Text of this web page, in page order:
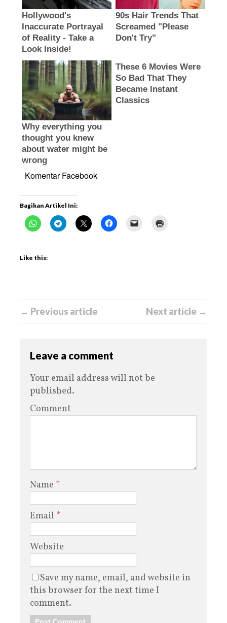
Komentar Facebook
Bagikan Artikel Ini:
Like this:
← Previous article Next article →
Leave a comment
Your email address will not be
published.
Comment
Name *
Email *
Website
Save my name, email, and website in
this browser for the next time I
comment.